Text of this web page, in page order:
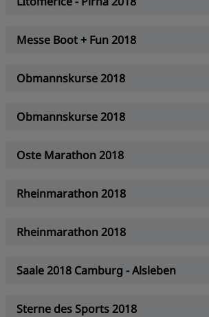
Messe Boot + Fun 2018
Obmannskurse 2018
Obmannskurse 2018
Oste Marathon 2018
Rheinmarathon 2018
Rheinmarathon 2018
Saale 2018 Camburg - Alsleben
Sterne des Sports 2018